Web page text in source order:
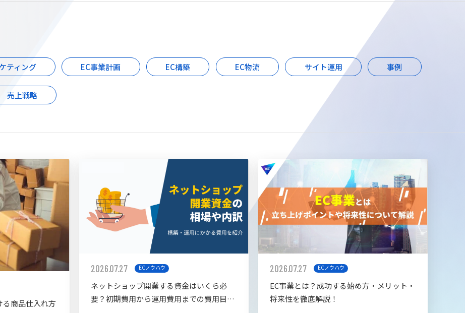
ティング EC事業計画 EC構築 EC物流 サイト運用 事例
売上戦略
る商品仕入れ方
2026.07.27 ECノウハウ
ネットショップ開業する資金はいくら必
要？初期費用から運用費用までの費用目安
2026.07.27 ECノウハウ
EC事業とは？成功する始め方・メリット・
将来性を徹底解説！